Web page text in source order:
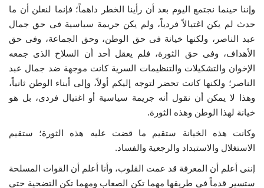
المواطن العالمي
الرواد
فرص
وثائق
الفيديوهات
الرعاة
وإننا حينما نجتمع اليوم بعد أن رأينا الخطر داهماً؛ فإنما لنعلن أن ما
حدث لم يكن اغتيالاً فردياً، ولم يكن جريمة سياسية فى حق جمال
عبد الناصر، ولكنها خيانة فى حق الوطن، وحق الجماعة، وفى حق
الأهداف، وفى حق الثورة، فلم يعقل أحد أن السلاح الذى جمعه
الإخوان والتشكيلات والتنظيمات السرية كانت موجهة ضد جمال عبد
الناصر؛ ولكنها كانت تحضر لتوجه إليكم أولاً، وإلى أبناء الوطن ثانياً،
وهذا لا يمكن أن نقول أنه جريمة سياسية أو اغتيال فردى، بل هو
خيانة لهذا الوطن وهذه الثورة.
وكانت هذه الخيانة ستقيم ما قضت عليه هذه الثورة؛ ستقيم
الاستغلال والاستبداد والرجعية والفساد.
إننى أعلم أن المعرفة قد عمت القلوب، وأنا أعلم أن القوات المسلحة
ستسير قدماً فى طريقها مهما تكن الصعاب ومهما تكن التضحية حتى